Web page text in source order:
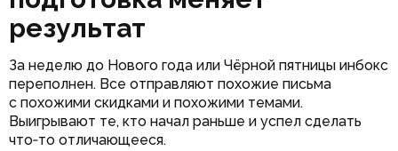
результат
За неделю до Нового года или Чёрной пятницы инбокс
переполнен. Все отправляют похожие письма
с похожими скидками и похожими темами.
Выигрывают те, кто начал раньше и успел сделать
что‑то отличающееся.